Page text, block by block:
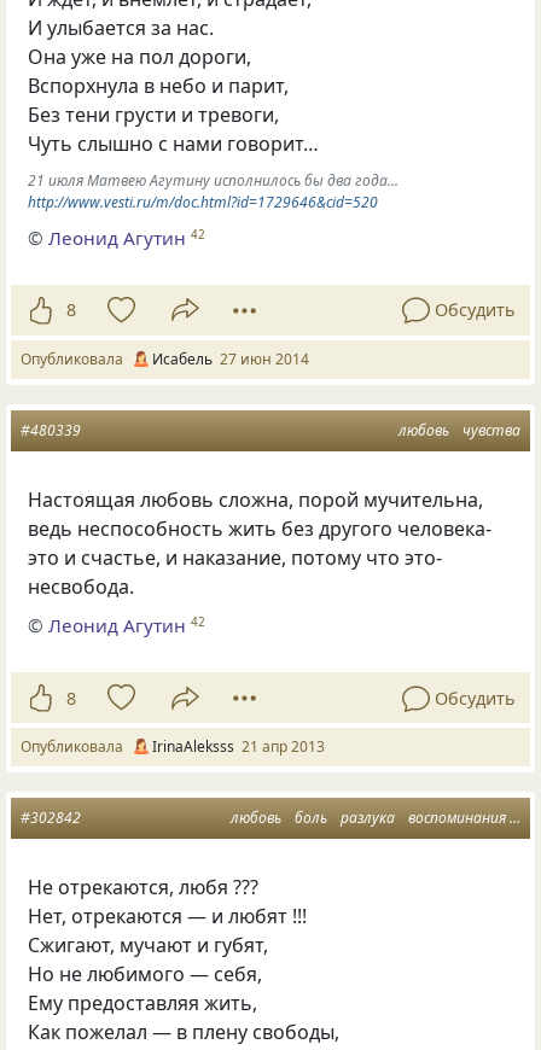
И улыбается за нас.
Она уже на пол дороги,
Вспорхнула в небо и парит,
Без тени грусти и тревоги,
Чуть слышно с нами говорит…
21 июля Матвею Агутину исполнилось бы два года...
http://www.vesti.ru/m/doc.html?id=1729646&cid=520
©Леонид Агутин 42
8 Обсудить
Опубликовала Исабель 27 июн 2014
любовь чувства
#480339
Настоящая любовь сложна, порой мучительна,
ведь неспособность жить без другого человека-
это и счастье, и наказание, потому что это-
несвобода.
©Леонид Агутин 42
8 Обсудить
Опубликовала IrinaAleksss 21 апр 2013
любовь боль разлука воспоминания
#302842
Не отрекаются, любя ???
Нет, отрекаются — и любят !!!
Сжигают, мучают и губят,
Но не любимого — себя,
Ему предоставляя жить,
Как пожелал — в плену свободы,